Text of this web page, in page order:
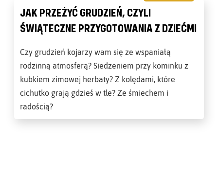
JAK PRZEŻYĆ GRUDZIEŃ, CZYLI
ŚWIĄTECZNE PRZYGOTOWANIA Z DZIEĆMI
Czy grudzień kojarzy wam się ze wspaniałą
rodzinną atmosferą? Siedzeniem przy kominku z
kubkiem zimowej herbaty? Z kolędami, które
cichutko grają gdzieś w tle? Ze śmiechem i
radością?